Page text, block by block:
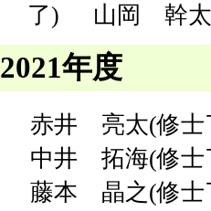
了)
山岡 幹
2021年度
赤井 亮太(修士
中井 拓海(修士
藤本 晶之(修士